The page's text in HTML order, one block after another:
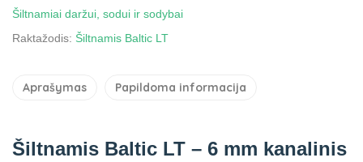
Šiltnamiai daržui, sodui ir sodybai
Raktažodis: Šiltnamis Baltic LT
Aprašymas Papildoma informacija
Šiltnamis Baltic LT – 6 mm kanalinis